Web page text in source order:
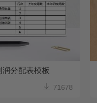
分配表模板
 71678